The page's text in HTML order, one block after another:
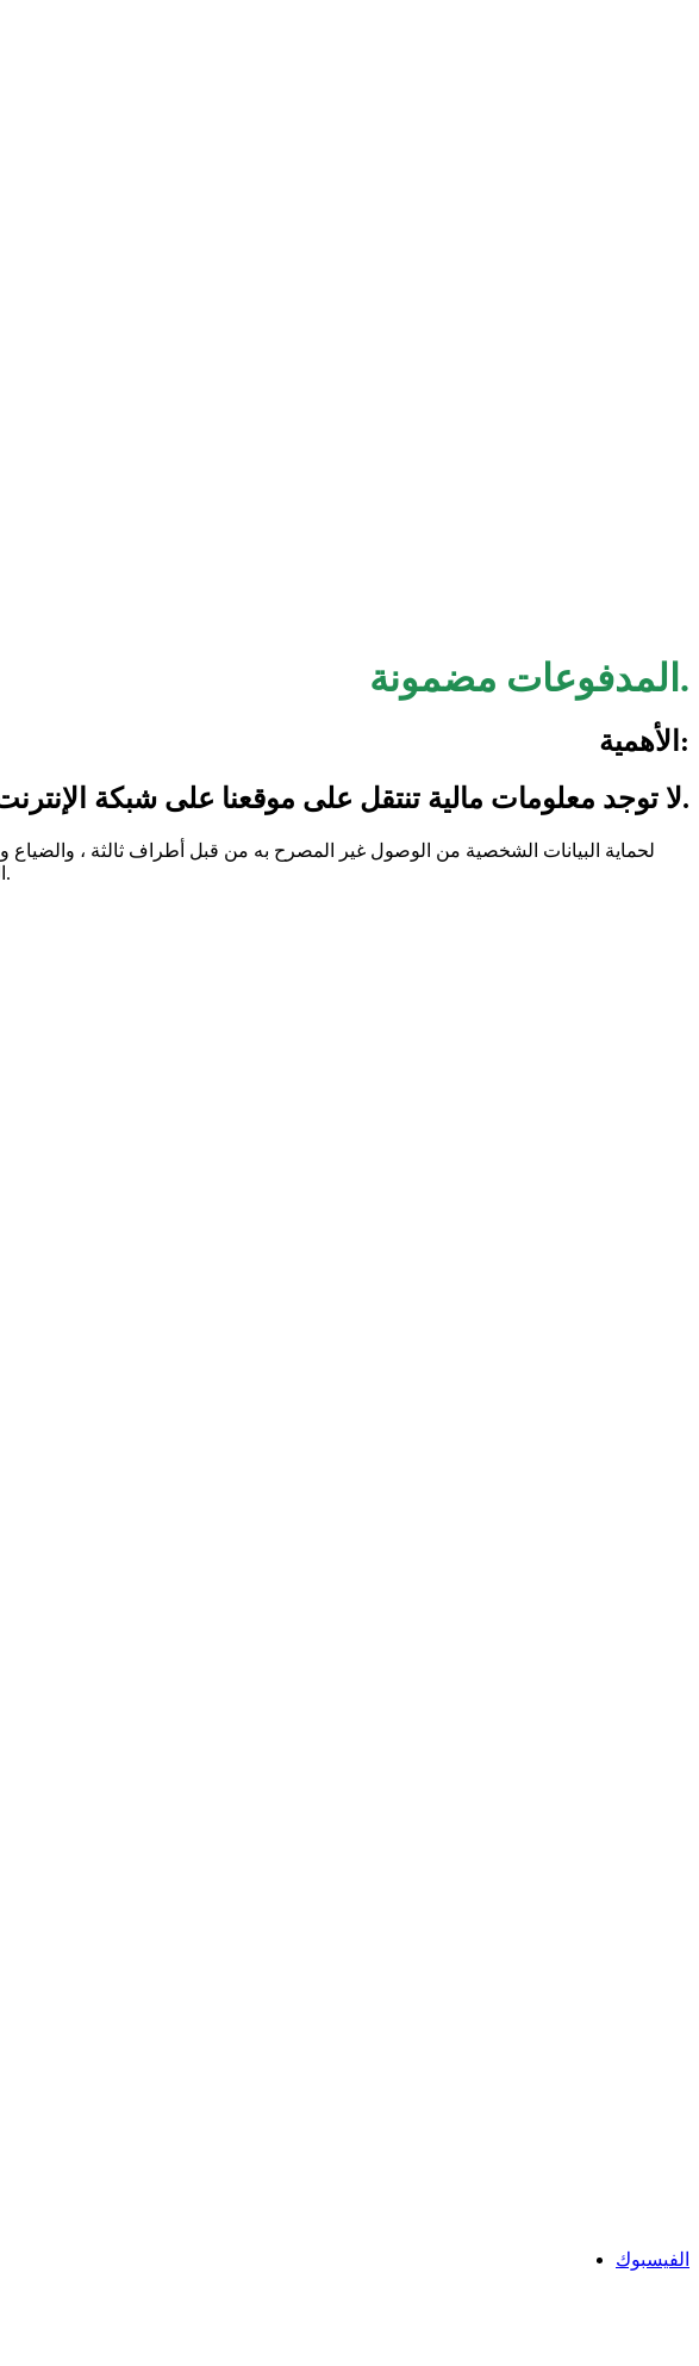
المدفوعات مضمونة.
الأهمية:
لا توجد معلومات مالية تنتقل على موقعنا على شبكة الإنترنت.
المعلومات المالية الحاسمة مثل رقم بطاقة الائتمان / الخصم أو الحساب المصرفي لرقم المرسل المخزن على خوادمنا.
الفيسبوك